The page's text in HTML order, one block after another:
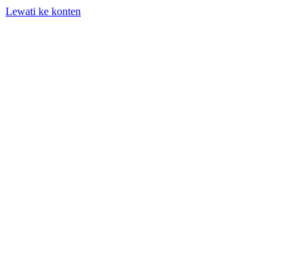
Lewati ke konten